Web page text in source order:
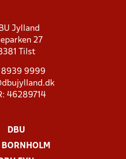
Jylland
27
Tilst
8939 9999
46289714
DBU
BORNHOLM